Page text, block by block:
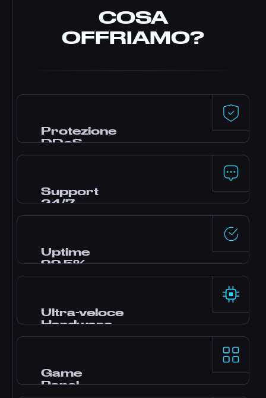
COSA
OFFRIAMO?
Protezione
DDoS
con filtri ottimizzati per il gaming. Il tuo server
resta online anche durante gli attacchi.
Support
24/7
ticket. La maggior parte delle domande
riceve risposta in minuti.
Uptime
99,5%
affidabilità garantita dal nostro SLA.
Ultra-veloce
Hardware
sui game server più esigenti.
Game
Panel